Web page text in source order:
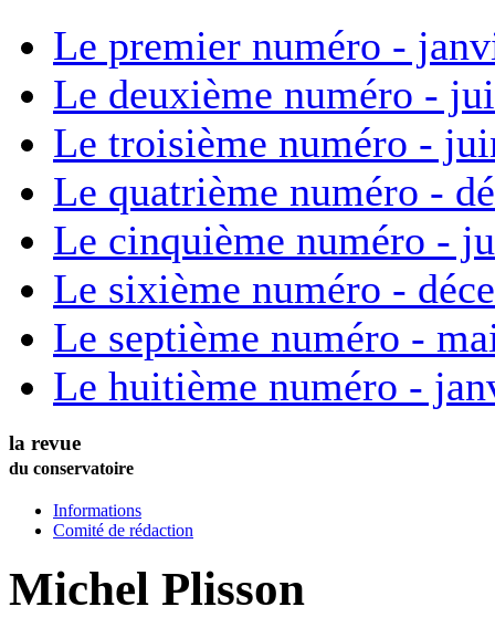
Le premier numéro -
Le deuxième numéro -
Le troisième numéro -
Le quatrième numéro -
Le cinquième numéro -
Le sixième numéro -
Le septième numéro -
Le huitième numéro -
la revue
du conservatoire
Informations
Comité de rédaction
Michel Plisson